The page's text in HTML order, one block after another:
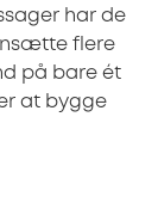
har de
flere
på bare ét
at bygge